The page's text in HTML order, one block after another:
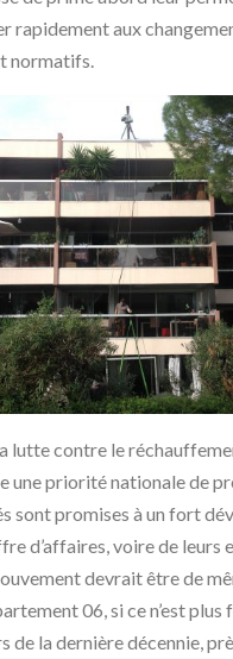
rapidement aux
normatifs.
lutte contre le
une priorité nationale de
sont promises à un fort
d’affaires, voire de leurs
devrait être de
06, si ce n’est
de la dernière décennie,